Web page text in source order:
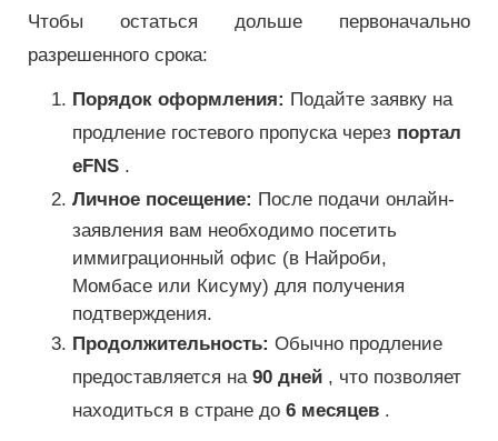
Чтобы остаться дольше первоначально
разрешенного срока:
Порядок оформления: Подайте заявку на
продление гостевого пропуска через портал
eFNS .
Личное посещение: После подачи онлайн-
заявления вам необходимо посетить
иммиграционный офис (в Найроби,
Момбасе или Кисуму) для получения
подтверждения.
Продолжительность: Обычно продление
предоставляется на 90 дней , что позволяет
находиться в стране до 6 месяцев .